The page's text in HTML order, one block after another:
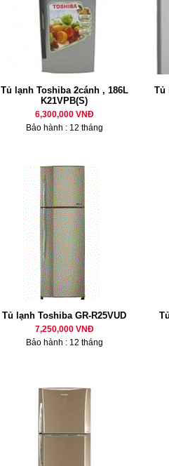
Tủ lạnh Toshiba 2cánh , 186L
K21VPB(S)
6,300,000 VNĐ
Bảo hành : 12 tháng
Tủ
Tủ lạnh Toshiba GR-R25VUD
7,250,000 VNĐ
Bảo hành : 12 tháng